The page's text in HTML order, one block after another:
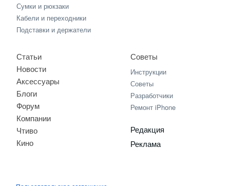
Сумки и рюкзаки
Кабели и переходники
Подставки и держатели
Статьи
Новости
Аксессуары
Блоги
Форум
Компании
Чтиво
Кино
Советы
Инструкции
Советы
Разработчики
Ремонт iPhone
Редакция
Реклама